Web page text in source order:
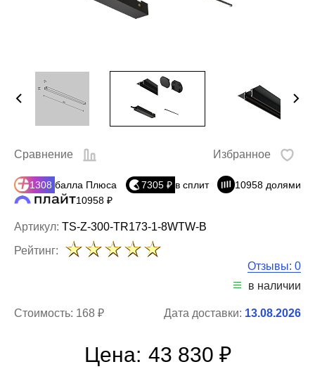
Артикул: TS-Z-300-TR173-1-8WTW-B
Сравнение Избранное
1308 балла Плюса 7305 ₽ в сплит
10958 долями
10958 ₽
Рейтинг:
Отзывы: 0
в наличии
Стоимость: 168 ₽ Дата доставки: 13.08.2026
Цена: 43 830 ₽